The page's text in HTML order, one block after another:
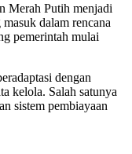
Merah Putih menjadi
dalam rencana
pemerintah mulai
dengan
kelola. Salah satunya
sistem pembiayaan